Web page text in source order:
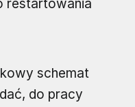
restartowania
schemat
do pracy